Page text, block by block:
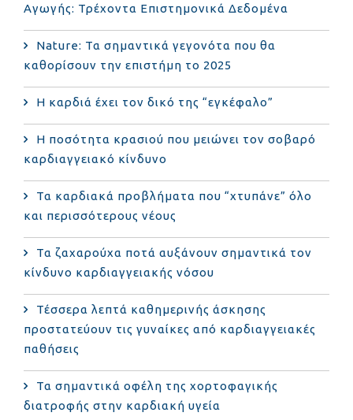
Αγωγής: Τρέχοντα Επιστημονικά Δεδομένα
Nature: Τα σημαντικά γεγονότα που θα
καθορίσουν την επιστήμη το 2025
Η καρδιά έχει τον δικό της “εγκέφαλο”
Η ποσότητα κρασιού που μειώνει τον σοβαρό
καρδιαγγειακό κίνδυνο
Τα καρδιακά προβλήματα που “χτυπάνε” όλο
και περισσότερους νέους
Τα ζαχαρούχα ποτά αυξάνουν σημαντικά τον
κίνδυνο καρδιαγγειακής νόσου
Τέσσερα λεπτά καθημερινής άσκησης
προστατεύουν τις γυναίκες από καρδιαγγειακές
παθήσεις
Τα σημαντικά οφέλη της χορτοφαγικής
διατροφής στην καρδιακή υγεία